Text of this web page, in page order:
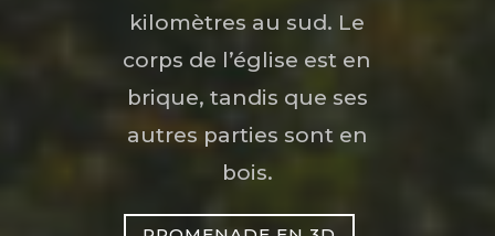
kilomètres au sud. Le
corps de l’église est en
brique, tandis que ses
autres parties sont en
bois.